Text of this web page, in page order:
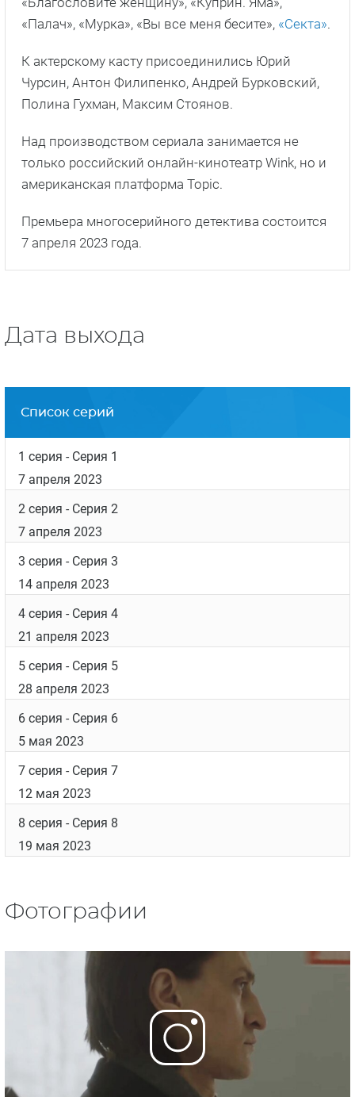
«Палач», «Мурка», «Вы все меня бесите», «Секта».
К актерскому касту присоединились Юрий
Чурсин, Антон Филипенко, Андрей Бурковский,
Полина Гухман, Максим Стоянов.
Над производством сериала занимается не
только российский онлайн-кинотеатр Wink, но и
американская платформа Topic.
Премьера многосерийного детектива состоится
7 апреля 2023 года.
Дата выхода
Список серий
1 серия - Серия 1
7 апреля 2023
2 серия - Серия 2
7 апреля 2023
3 серия - Серия 3
14 апреля 2023
4 серия - Серия 4
21 апреля 2023
5 серия - Серия 5
28 апреля 2023
6 серия - Серия 6
5 мая 2023
7 серия - Серия 7
12 мая 2023
8 серия - Серия 8
19 мая 2023
Фотографии